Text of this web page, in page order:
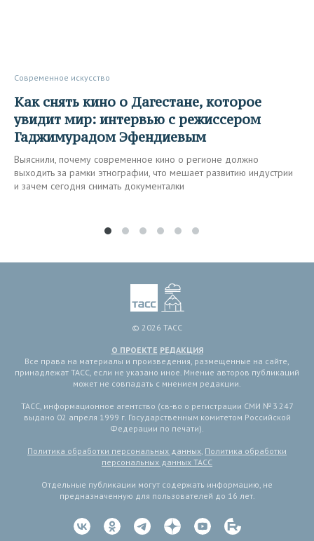
Современное искусство
Как снять кино о Дагестане, которое
увидит мир: интервью с режиссером
Гаджимурадом Эфендиевым
Выяснили, почему современное кино о регионе должно
выходить за рамки этнографии, что мешает развитию индустрии
и зачем сегодня снимать документалки
© 2026 ТАСС
О ПРОЕКТЕ РЕДАКЦИЯ
Все права на материалы и произведения, размещенные на сайте,
принадлежат ТАСС, если не указано иное. Мнение авторов публикаций
может не совпадать с мнением редакции.
ТАСС, информационное агентство (св-во о регистрации СМИ № 3 247
выдано 02 апреля 1999 г. Государственным комитетом Российской
Федерации по печати).
Политика обработки персональных данных, Политика обработки
персональных данных ТАСС
Отдельные публикации могут содержать информацию, не
предназначенную для пользователей до 16 лет.